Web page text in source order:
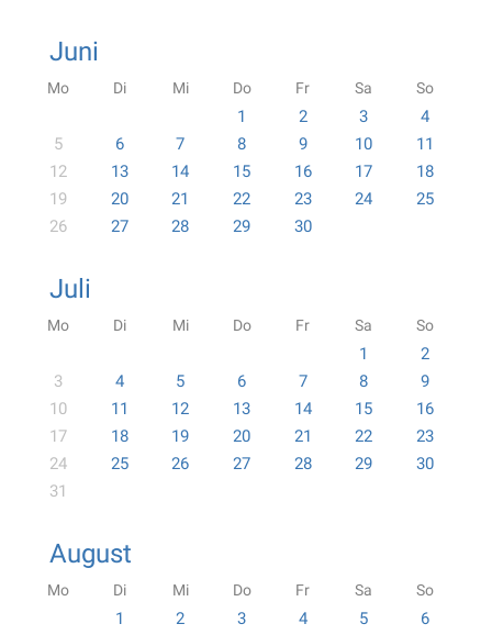
Juni
Mo Di Mi Do Fr Sa So
1 2 3
4
5
6 7 8 9 10
11
12
13 14 15 16 17
18
19
20 21 22 23 24
25
26
27 28 29 30
Juli
Mo Di Mi Do Fr Sa So
1
2
3
4 5 6 7 8
9
10
11 12 13 14 15
16
17
18 19 20 21 22
23
24
25 26 27 28 29
30
31
August
Mo Di Mi Do Fr Sa So
1 2 3 4 5
6